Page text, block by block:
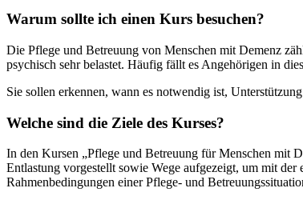
Warum sollte ich einen Kurs besuchen?
Die Pflege und Betreuung von Menschen mit Demenz
psychisch sehr belastet. Häufig fällt es Angehörigen in
Sie sollen erkennen, wann es notwendig ist,
Welche sind die Ziele des Kurses?
In den Kursen „Pflege und Betreuung für Menschen mit
Entlastung vorgestellt sowie Wege aufgezeigt, um mit
Rahmenbedingungen einer Pflege- und